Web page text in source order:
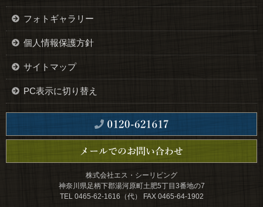
フォトギャラリー
個人情報保護方針
サイトマップ
PC表示に切り替え
株式会社エス・シーリビング
神奈川県足柄下郡湯河原町土肥5丁目3番地の7
TEL 0465-62-1616（代） FAX 0465-64-1902